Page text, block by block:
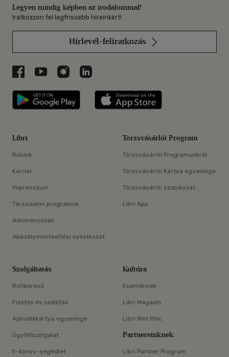
Legyen mindig képben az irodalommal!
Iratkozzon fel legfrissebb híreinkért!
Hírlevél-feliratkozás
Libri a Facebookon
Libri a Youtube-on
Libri az Instagramon
Libri a LinkedInen
Libri applikáció Szerezd meg: Google
Libri
Rólunk
Karrier
Impresszum
Társadalmi programok
Adományozás
Akadálymentesítési nyilatkozat
Törzsvásárlói Program
Törzsvásárlói Programunkról
Törzsvásárlói Kártya egyenlege
Törzsvásárlói szabályzat
Libri App
Szolgáltatás
Boltkereső
Fizetés és szállítás
Ajándékkártya egyenlege
Ügyfélszolgálat
E-könyv-segédlet
Kultúra
Események
Libri Magazin
Libri Mini Polc
Partnereinknek
Libri Partner Program